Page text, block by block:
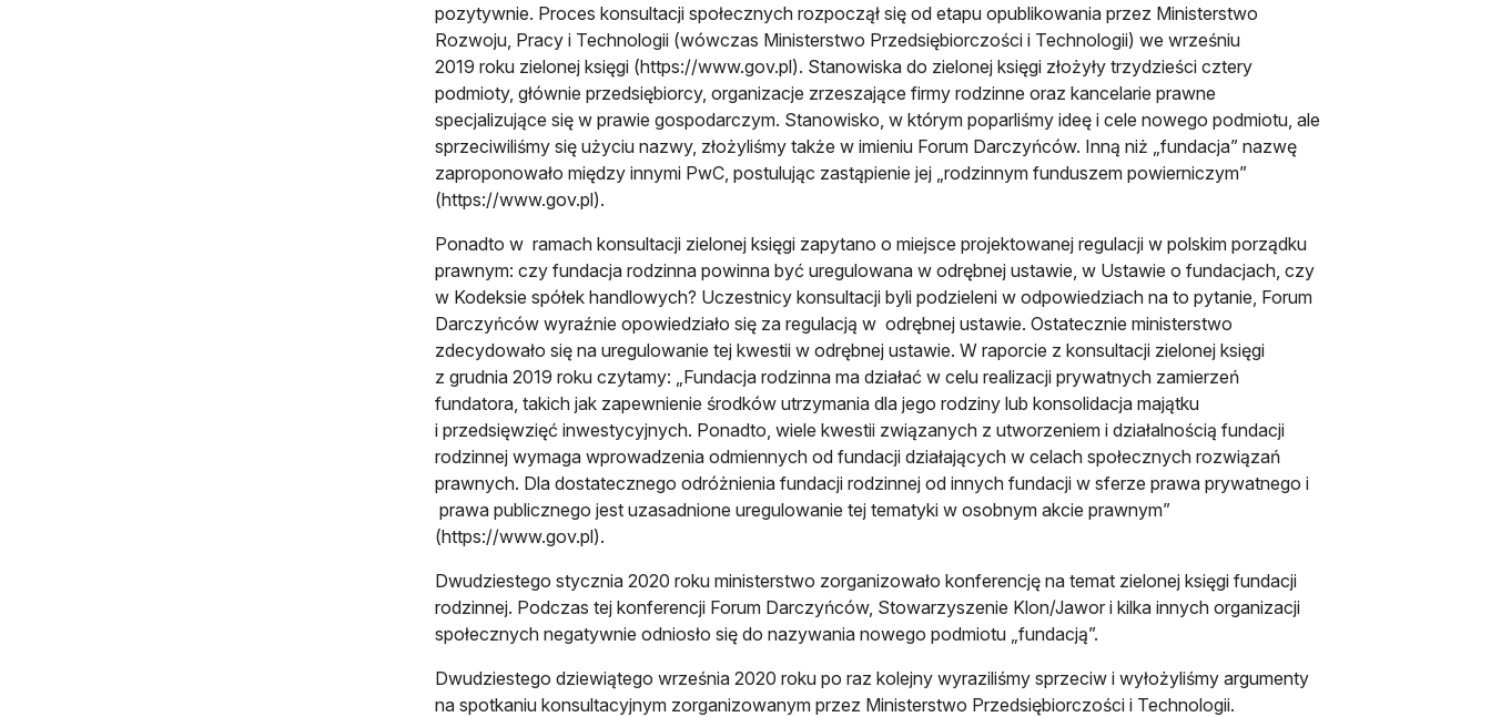
pozytywnie. Proces konsultacji społecznych rozpoczął się od etapu opublikowania przez Ministerstwo
Rozwoju, Pracy i Technologii (wówczas Ministerstwo Przedsiębiorczości i Technologii) we wrześniu
2019 roku zielonej księgi (https://www.gov.pl). Stanowiska do zielonej księgi złożyły trzydzieści cztery
podmioty, głównie przedsiębiorcy, organizacje zrzeszające firmy rodzinne oraz kancelarie prawne
specjalizujące się w prawie gospodarczym. Stanowisko, w którym poparliśmy ideę i cele nowego podmiotu, ale
sprzeciwiliśmy się użyciu nazwy, złożyliśmy także w imieniu Forum Darczyńców. Inną niż „fundacja” nazwę
zaproponowało między innymi PwC, postulując zastąpienie jej „rodzinnym funduszem powierniczym”
(https://www.gov.pl).
Ponadto w ramach konsultacji zielonej księgi zapytano o miejsce projektowanej regulacji w polskim porządku
prawnym: czy fundacja rodzinna powinna być uregulowana w odrębnej ustawie, w Ustawie o fundacjach, czy
w Kodeksie spółek handlowych? Uczestnicy konsultacji byli podzieleni w odpowiedziach na to pytanie, Forum
Darczyńców wyraźnie opowiedziało się za regulacją w odrębnej ustawie. Ostatecznie ministerstwo
zdecydowało się na uregulowanie tej kwestii w odrębnej ustawie. W raporcie z konsultacji zielonej księgi
z grudnia 2019 roku czytamy: „Fundacja rodzinna ma działać w celu realizacji prywatnych zamierzeń
fundatora, takich jak zapewnienie środków utrzymania dla jego rodziny lub konsolidacja majątku
i przedsięwzięć inwestycyjnych. Ponadto, wiele kwestii związanych z utworzeniem i działalnością fundacji
rodzinnej wymaga wprowadzenia odmiennych od fundacji działających w celach społecznych rozwiązań
prawnych. Dla dostatecznego odróżnienia fundacji rodzinnej od innych fundacji w sferze prawa prywatnego i
prawa publicznego jest uzasadnione uregulowanie tej tematyki w osobnym akcie prawnym”
(https://www.gov.pl).
Dwudziestego stycznia 2020 roku ministerstwo zorganizowało konferencję na temat zielonej księgi fundacji
rodzinnej. Podczas tej konferencji Forum Darczyńców, Stowarzyszenie Klon/Jawor i kilka innych organizacji
społecznych negatywnie odniosło się do nazywania nowego podmiotu „fundacją”.
Dwudziestego dziewiątego września 2020 roku po raz kolejny wyraziliśmy sprzeciw i wyłożyliśmy argumenty
na spotkaniu konsultacyjnym zorganizowanym przez Ministerstwo Przedsiębiorczości i Technologii.